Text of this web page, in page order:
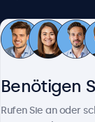
Benötigen
Rufen Sie an oder